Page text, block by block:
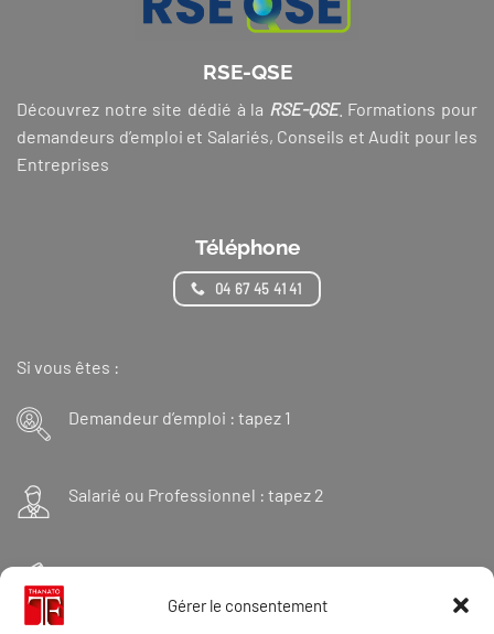
Gérer le consentement
RSE-QSE
Découvrez notre site dédié à la RSE-QSE. Formations pour
demandeurs d’emploi et Salariés, Conseils et Audit pour les
Entreprises
Téléphone
04 67 45 41 41
Si vous êtes :
Demandeur d’emploi : tapez 1
Salarié ou Professionnel : tapez 2
Financeur : tapez 3